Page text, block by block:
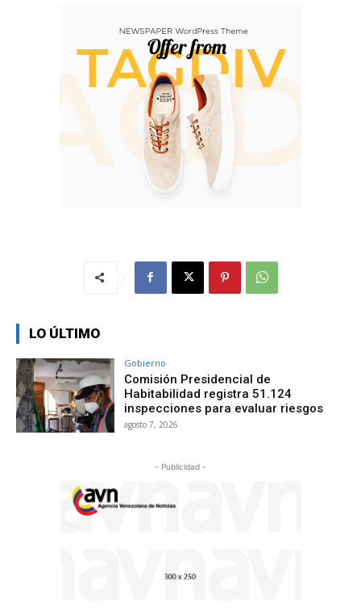
LO ÚLTIMO
Gobierno
Comisión Presidencial de
Habitabilidad registra 51.124
inspecciones para evaluar riesgos
agosto 7, 2026
- Publicidad -